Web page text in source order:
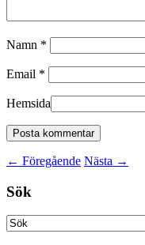
Namn *
Email *
Hemsida
← Föregående Nästa →
Sök